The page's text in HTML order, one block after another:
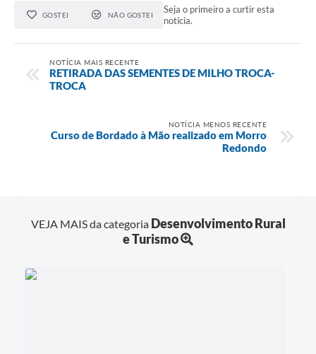
GOSTEI NÃO GOSTEI
Seja o primeiro a curtir esta
notícia.
NOTÍCIA MAIS RECENTE
RETIRADA DAS SEMENTES DE MILHO TROCA-
TROCA
NOTÍCIA MENOS RECENTE
Curso de Bordado à Mão realizado em Morro
Redondo
VEJA MAIS da categoria Desenvolvimento Rural
e Turismo